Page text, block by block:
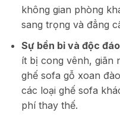
không gian phòng
sang trọng và đẳng
Sự bền bỉ và độc đáo
ít bị cong vênh, giãn
ghế sofa gỗ xoan
các loại ghế sofa
phí thay thế.